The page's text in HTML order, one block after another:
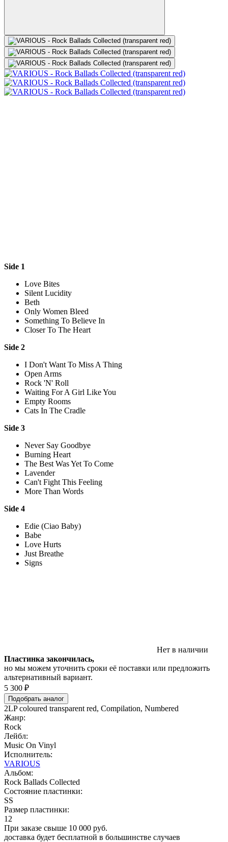
Side 1
Love Bites
Silent Lucidity
Beth
Only Women Bleed
Something To Believe In
Closer To The Heart
Side 2
I Don't Want To Miss A Thing
Open Arms
Rock 'N' Roll
Waiting For A Girl Like You
Empty Rooms
Cats In The Cradle
Side 3
Never Say Goodbye
Burning Heart
The Best Was Yet To Come
Lavender
Can't Fight This Feeling
More Than Words
Side 4
Edie (Ciao Baby)
Babe
Love Hurts
Just Breathe
Signs
Нет в наличии
Пластинка закончилась,
но мы можем уточнить сроки её поставки или предложить
альтернативный вариант.
5 300 ₽
Подобрать аналог
2LP coloured transparent red, Compilation, Numbered
Жанр:
Rock
Лейбл:
Music On Vinyl
Исполнитель:
VARIOUS
Альбом:
Rock Ballads Collected
Состояние пластинки:
SS
Размер пластинки:
12
При заказе свыше 10 000 руб.
доставка будет бесплатной в большинстве случаев